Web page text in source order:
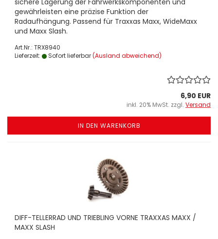
sichere Lagerung der Fahrwerkskomponenten und
gewährleisten eine präzise Funktion der
Radaufhängung. Passend für Traxxas Maxx, WideMaxx
und Maxx Slash.
Art.Nr.: TRX8940
Lieferzeit:
Sofort lieferbar(Ausland abweichend)
6,90 EUR
inkl. 20% MwSt. zzgl. Versand
IN DEN WARENKORB
DIFF-TELLERRAD UND TRIEBLING VORNE TRAXXAS MAXX /
MAXX SLASH